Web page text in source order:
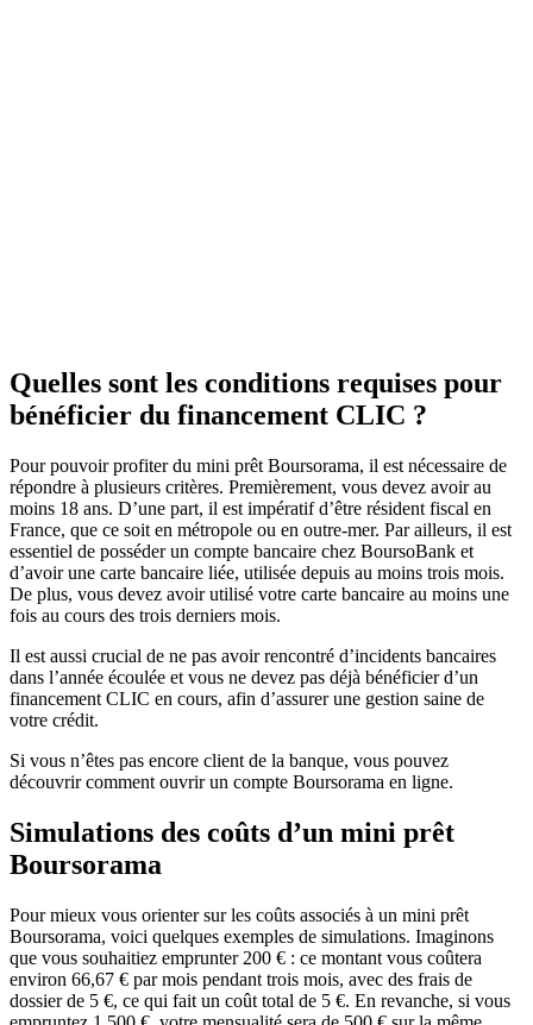
Quelles sont les conditions requises pour
bénéficier du financement CLIC ?
Pour pouvoir profiter du mini prêt Boursorama, il est nécessaire de
répondre à plusieurs critères. Premièrement, vous devez avoir au
moins 18 ans. D’une part, il est impératif d’être résident fiscal en
France, que ce soit en métropole ou en outre-mer. Par ailleurs, il est
essentiel de posséder un compte bancaire chez BoursoBank et
d’avoir une carte bancaire liée, utilisée depuis au moins trois mois.
De plus, vous devez avoir utilisé votre carte bancaire au moins une
fois au cours des trois derniers mois.
Il est aussi crucial de ne pas avoir rencontré d’incidents bancaires
dans l’année écoulée et vous ne devez pas déjà bénéficier d’un
financement CLIC en cours, afin d’assurer une gestion saine de
votre crédit.
Si vous n’êtes pas encore client de la banque, vous pouvez
découvrir comment ouvrir un compte Boursorama en ligne.
Simulations des coûts d’un mini prêt
Boursorama
Pour mieux vous orienter sur les coûts associés à un mini prêt
Boursorama, voici quelques exemples de simulations. Imaginons
que vous souhaitiez emprunter 200 € : ce montant vous coûtera
environ 66,67 € par mois pendant trois mois, avec des frais de
dossier de 5 €, ce qui fait un coût total de 5 €. En revanche, si vous